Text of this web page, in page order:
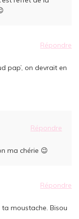
Répondre
pap’, on devrait en
Répondre
ma chérie 😉
Répondre
moustache. Bisou